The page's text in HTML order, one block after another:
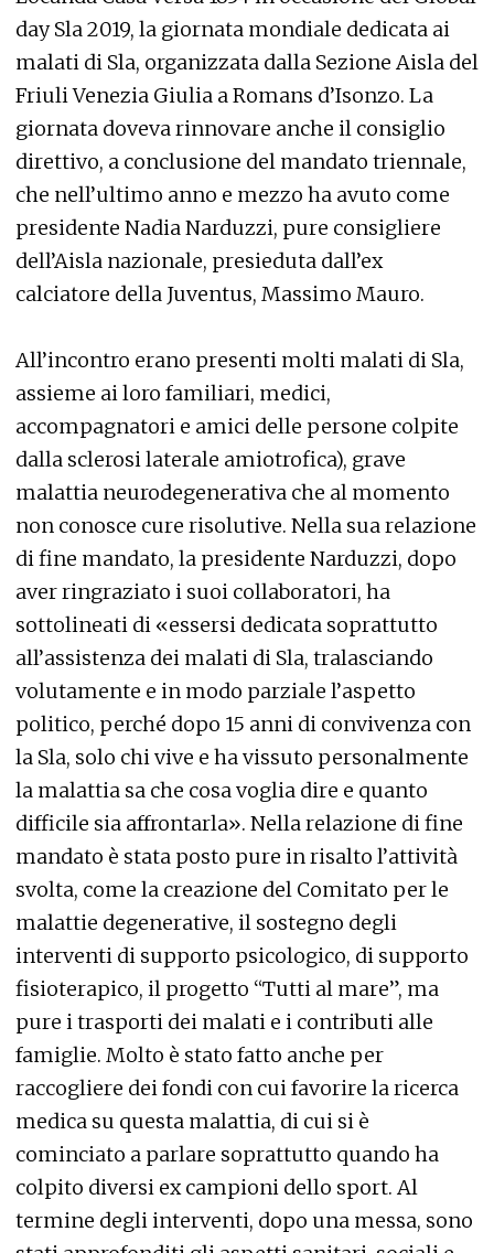
day Sla 2019, la giornata mondiale dedicata ai
malati di Sla, organizzata dalla Sezione Aisla del
Friuli Venezia Giulia a Romans d’Isonzo. La
giornata doveva rinnovare anche il consiglio
direttivo, a conclusione del mandato triennale,
che nell’ultimo anno e mezzo ha avuto come
presidente Nadia Narduzzi, pure consigliere
dell’Aisla nazionale, presieduta dall’ex
calciatore della Juventus, Massimo Mauro.
All’incontro erano presenti molti malati di Sla,
assieme ai loro familiari, medici,
accompagnatori e amici delle persone colpite
dalla sclerosi laterale amiotrofica), grave
malattia neurodegenerativa che al momento
non conosce cure risolutive. Nella sua relazione
di fine mandato, la presidente Narduzzi, dopo
aver ringraziato i suoi collaboratori, ha
sottolineati di «essersi dedicata soprattutto
all’assistenza dei malati di Sla, tralasciando
volutamente e in modo parziale l’aspetto
politico, perché dopo 15 anni di convivenza con
la Sla, solo chi vive e ha vissuto personalmente
la malattia sa che cosa voglia dire e quanto
difficile sia affrontarla». Nella relazione di fine
mandato è stata posto pure in risalto l’attività
svolta, come la creazione del Comitato per le
malattie degenerative, il sostegno degli
interventi di supporto psicologico, di supporto
fisioterapico, il progetto “Tutti al mare”, ma
pure i trasporti dei malati e i contributi alle
famiglie. Molto è stato fatto anche per
raccogliere dei fondi con cui favorire la ricerca
medica su questa malattia, di cui si è
cominciato a parlare soprattutto quando ha
colpito diversi ex campioni dello sport. Al
termine degli interventi, dopo una messa, sono